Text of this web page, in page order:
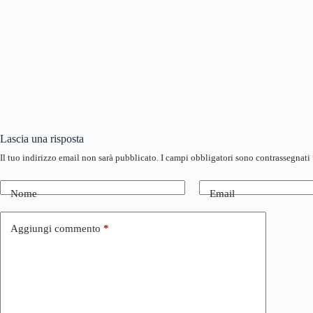
Lascia una risposta
Il tuo indirizzo email non sarà pubblicato. I campi obbligatori sono contrassegnati
Nome Email
Aggiungi commento *